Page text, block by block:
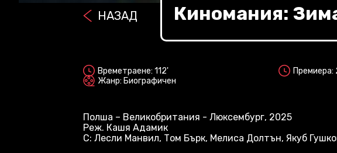
НАЗАД Киномания:
Времетраене: 112'
Премиера:
Жанр: Биографичен
Полша – Великобритания - Люксембург, 2025
Реж. Кашя Адамик
С: Лесли Манвил, Том Бърк, Мелиса Долтън, Якуб